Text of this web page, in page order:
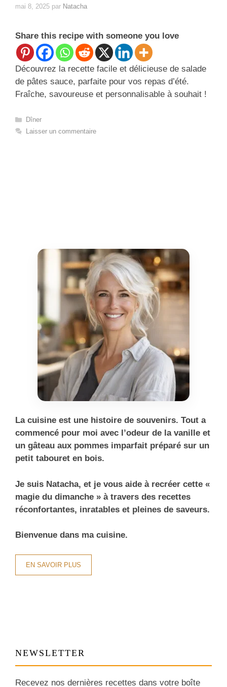
mai 8, 2025 par Natacha
Share this recipe with someone you love
Découvrez la recette facile et délicieuse de salade
de pâtes sauce, parfaite pour vos repas d’été.
Fraîche, savoureuse et personnalisable à souhait !
Catégories
Dîner
Laisser un commentaire
La cuisine est une histoire de souvenirs. Tout a
commencé pour moi avec l’odeur de la vanille et
un gâteau aux pommes imparfait préparé sur un
petit tabouret en bois.
Je suis Natacha, et je vous aide à recréer cette «
magie du dimanche » à travers des recettes
réconfortantes, inratables et pleines de saveurs.
Bienvenue dans ma cuisine.
EN SAVOIR PLUS
NEWSLETTER
Recevez nos dernières recettes dans votre boîte